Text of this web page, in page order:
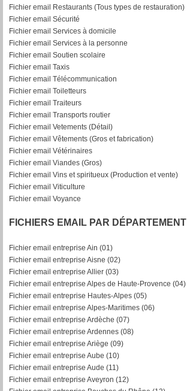
Fichier email Restaurants (Tous types de restauration)
Fichier email Sécurité
Fichier email Services à domicile
Fichier email Services à la personne
Fichier email Soutien scolaire
Fichier email Taxis
Fichier email Télécommunication
Fichier email Toiletteurs
Fichier email Traiteurs
Fichier email Transports routier
Fichier email Vetements (Détail)
Fichier email Vêtements (Gros et fabrication)
Fichier email Vétérinaires
Fichier email Viandes (Gros)
Fichier email Vins et spiritueux (Production et vente)
Fichier email Viticulture
Fichier email Voyance
FICHIERS EMAIL PAR DÉPARTEMENT
Fichier email entreprise Ain (01)
Fichier email entreprise Aisne (02)
Fichier email entreprise Allier (03)
Fichier email entreprise Alpes de Haute-Provence (04)
Fichier email entreprise Hautes-Alpes (05)
Fichier email entreprise Alpes-Maritimes (06)
Fichier email entreprise Ardèche (07)
Fichier email entreprise Ardennes (08)
Fichier email entreprise Ariège (09)
Fichier email entreprise Aube (10)
Fichier email entreprise Aude (11)
Fichier email entreprise Aveyron (12)